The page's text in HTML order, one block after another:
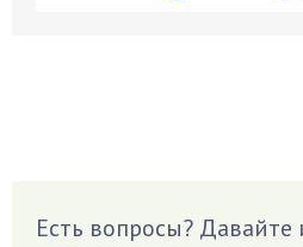
Вишня
Есть вопросы? Давайте